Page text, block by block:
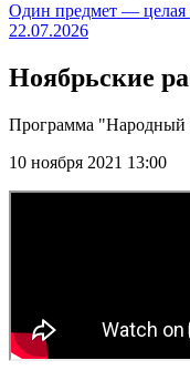
Один предмет — целая
22.07.2026
Ноябрьские
Программа "Народный
10 ноября 2021 13:00